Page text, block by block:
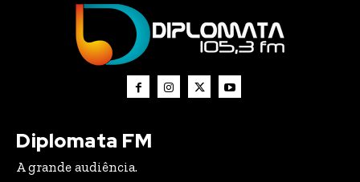
Diplomata FM
A grande audiência.